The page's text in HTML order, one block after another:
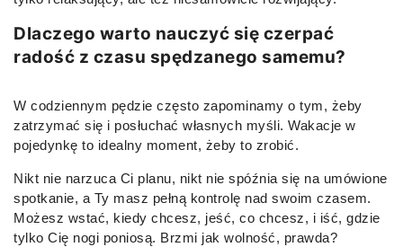
Dlaczego warto nauczyć się czerpać
radość z czasu spędzanego samemu?
W codziennym pędzie często zapominamy o tym, żeby
zatrzymać się i posłuchać własnych myśli. Wakacje w
pojedynkę to idealny moment, żeby to zrobić.
Nikt nie narzuca Ci planu, nikt nie spóźnia się na umówione
spotkanie, a Ty masz pełną kontrolę nad swoim czasem.
Możesz wstać, kiedy chcesz, jeść, co chcesz, i iść, gdzie
tylko Cię nogi poniosą. Brzmi jak wolność, prawda?